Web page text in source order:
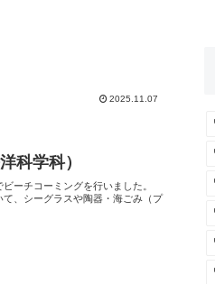
2025.11.07
科学科）
ーチコーミングを行いました。
、シーグラスや陶器・海ごみ（プ